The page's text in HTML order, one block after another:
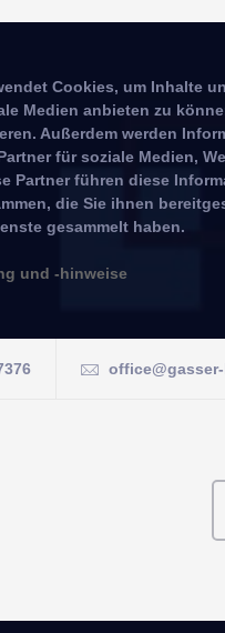
Cookies, um Inhalte
Medien anbieten zu
Außerdem werden
für soziale Medien,
Partner führen diese
die Sie ihnen
gesammelt haben.
und -hinweise